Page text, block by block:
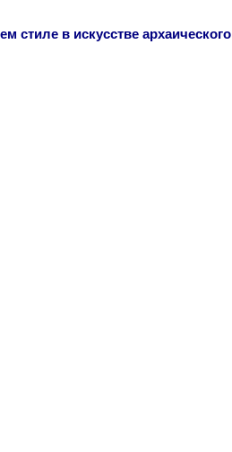
стиле в искусстве архаического